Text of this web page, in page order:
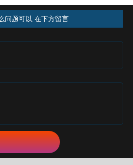
问题可以 在下方留言